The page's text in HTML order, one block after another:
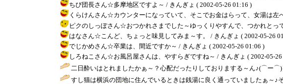
ちび団長さん☆多摩地区ですよ～ / きんぎょ ( 2002-05-26 01:16 )
くらけんさん☆カウンターになっていて、そこでお金はらって、女湯は左
ピクのしっぽさん☆おつかれさまでした～ゆっくりやすんで、つかれとっ
はなさん☆こんど、ちょっと味見してみま～す。 / きんぎょ ( 2002-05-26
でじかめさん☆卒業は、間近ですか～ / きんぎょ ( 2002-05-26 01:06 )
しろねこさん☆お風呂屋さんは、やすらぎですね～ / きんぎょ ( 2002-05-26
二日酔いはとれましたかぁ～？心配だったりしておりまする～ん♪(⌒ー
すし猫は横浜の団地に住んでいるときは銭湯に良く通っていましたぁ～